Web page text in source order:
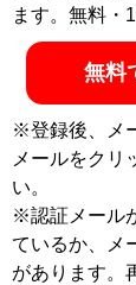
ます。無料・
無料
※登録後、メ
メールをクリ
い。
※認証メール
ているか、メ
があります。